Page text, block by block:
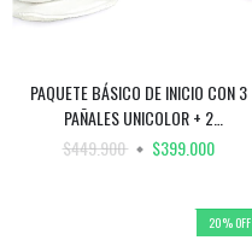
PAQUETE BÁSICO DE INICIO CON 3
PAÑALES UNICOLOR + 2
ABSORBENTES + 2 REFUERZOS +
$449.900 $399.000
20% OFF